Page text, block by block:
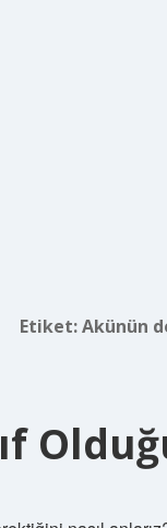
Etiket:Akünün